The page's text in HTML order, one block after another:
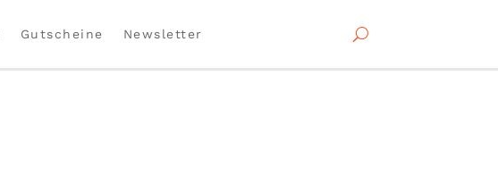
Gutscheine Newsletter